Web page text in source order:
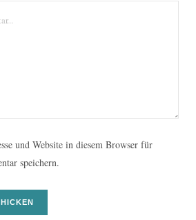
und Website in diesem Browser für
speichern.